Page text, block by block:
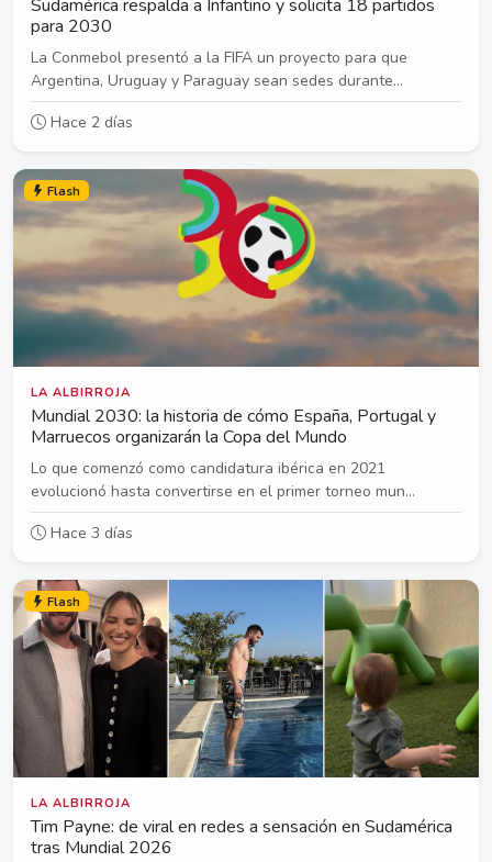
Sudamérica respalda a Infantino y solicita 18 partidos
para 2030
La Conmebol presentó a la FIFA un proyecto para que
Argentina, Uruguay y Paraguay sean sedes durante...
Hace 2 días
Flash
LA ALBIRROJA
Mundial 2030: la historia de cómo España, Portugal y
Marruecos organizarán la Copa del Mundo
Lo que comenzó como candidatura ibérica en 2021
evolucionó hasta convertirse en el primer torneo mun...
Hace 3 días
Flash
LA ALBIRROJA
Tim Payne: de viral en redes a sensación en Sudamérica
tras Mundial 2026